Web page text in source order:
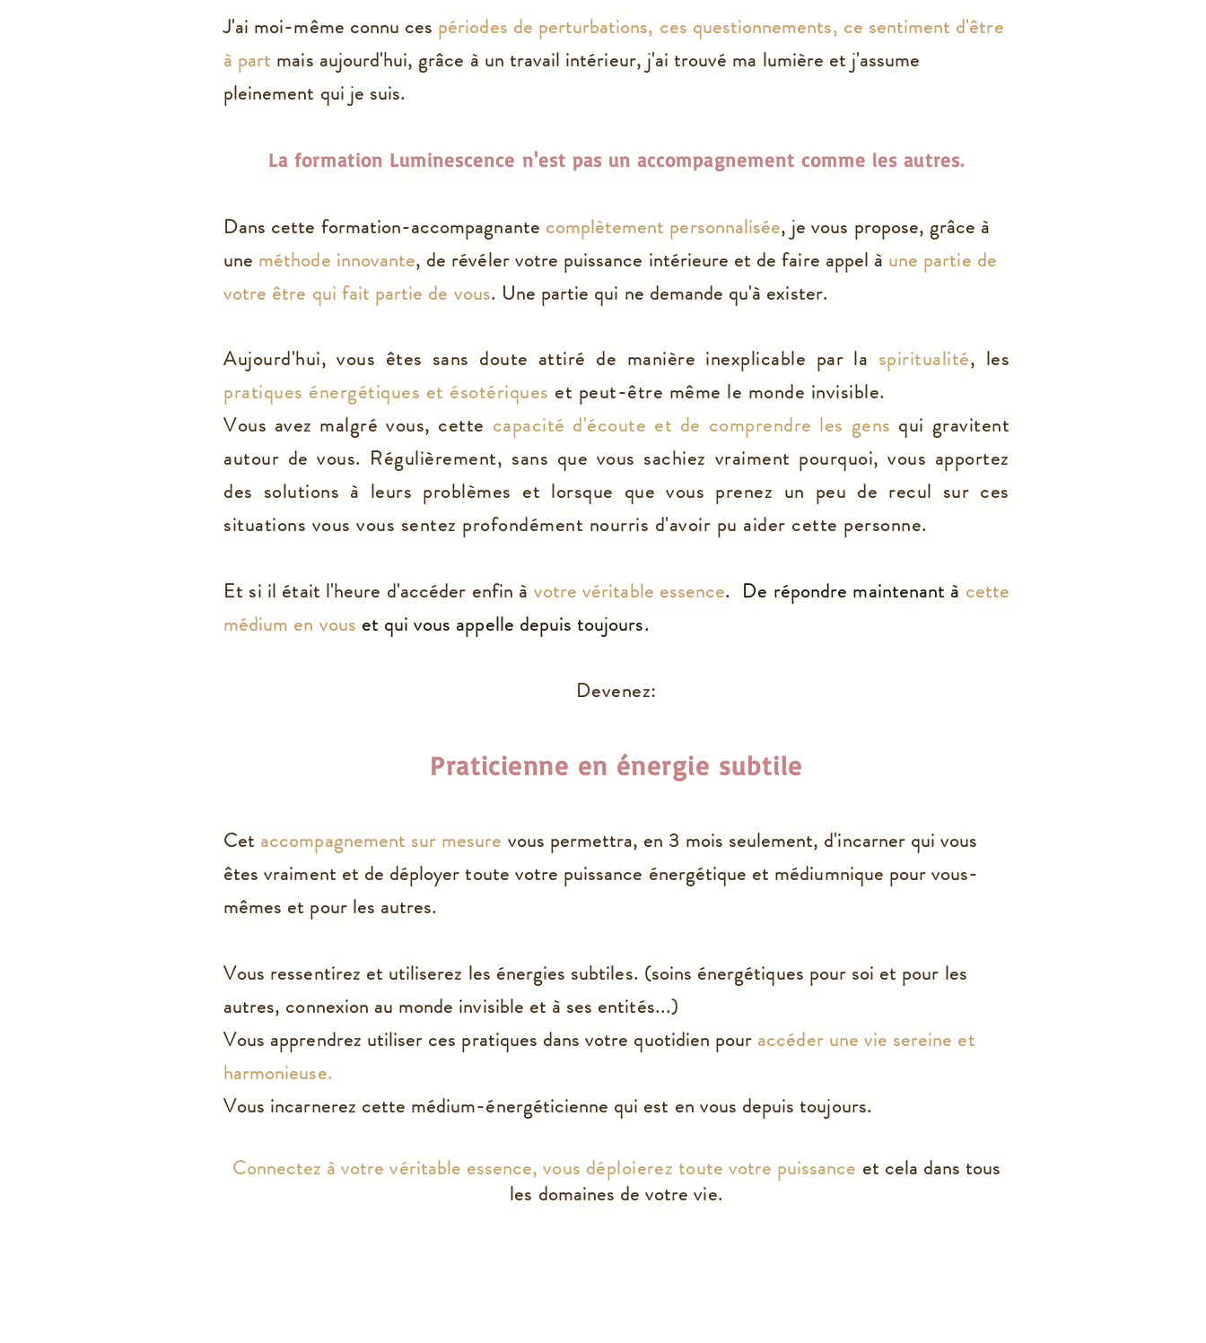
accompagne les personnes à se révéler
puissance du cerveau et les énergies
subtiles
Book a place >
J'ai moi-même connu ces périodes de perturbations, ces questionnements, ce sentiment d'être
à part mais aujourd'hui, grâce à un travail intérieur, j'ai trouvé ma lumière et j'assume
pleinement qui je suis.
La formation Luminescence n'est pas un accompagnement comme les autres.
Dans cette formation-accompagnante complètement personnalisée, je vous propose, grâce à
une méthode innovante, de révéler votre puissance intérieure et de faire appel à une partie de
votre être qui fait partie de vous. Une partie qui ne demande qu'à exister.
Aujourd'hui, vous êtes sans doute attiré de manière inexplicable par la spiritualité, les
pratiques énergétiques et ésotériques et peut-être même le monde invisible.
Vous avez malgré vous, cette capacité d'écoute et de comprendre les gens qui gravitent
autour de vous. Régulièrement, sans que vous sachiez vraiment pourquoi, vous apportez
des solutions à leurs problèmes et lorsque que vous prenez un peu de recul sur ces
situations vous vous sentez profondément nourris d'avoir pu aider cette personne.
Et si il était l'heure d'accéder enfin à votre véritable essence. De répondre maintenant à cette
médium en vous et qui vous appelle depuis toujours.
Devenez:
Praticienne en énergie subtile
Cet accompagnement sur mesure vous permettra, en 3 mois seulement, d'incarner qui vous
êtes vraiment et de déployer toute votre puissance énergétique et médiumnique pour vous-
mêmes et pour les autres.
Vous ressentirez et utiliserez les énergies subtiles. (soins énergétiques pour soi et pour les
autres, connexion au monde invisible et à ses entités...)
Vous apprendrez utiliser ces pratiques dans votre quotidien pour accéder une vie sereine et
harmonieuse.
Vous incarnerez cette médium-énergéticienne qui est en vous depuis toujours.
Connectez à votre véritable essence, vous déploierez toute votre puissance et cela dans tous
les domaines de votre vie.